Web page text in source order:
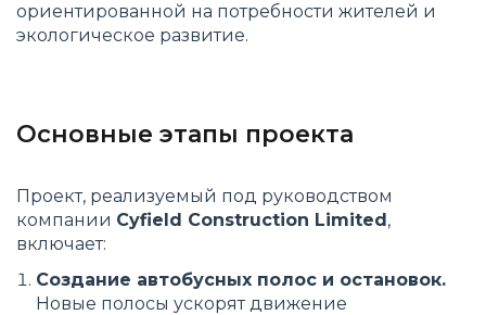
ориентированной на потребности жителей и
экологическое развитие.
Основные этапы проекта
Проект, реализуемый под руководством
компании Cyfield Construction Limited,
включает:
Создание автобусных полос и остановок.
Новые полосы ускорят движение